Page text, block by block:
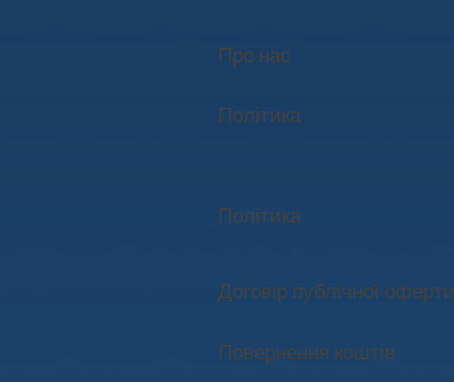
Про нас
Політика
Політика
Договір публічної оферти
Повернення коштів